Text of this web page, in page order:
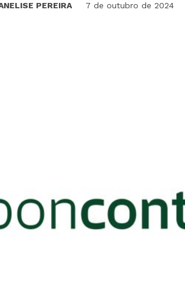
PEREIRA 7 de outubro de 2024